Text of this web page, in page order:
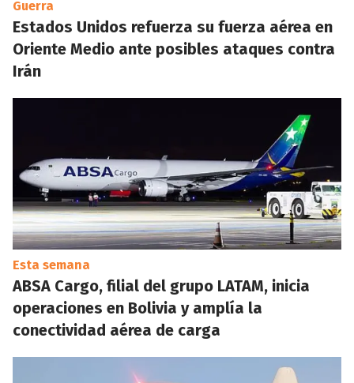
Guerra
Estados Unidos refuerza su fuerza aérea en
Oriente Medio ante posibles ataques contra
Irán
Esta semana
ABSA Cargo, filial del grupo LATAM, inicia
operaciones en Bolivia y amplía la
conectividad aérea de carga